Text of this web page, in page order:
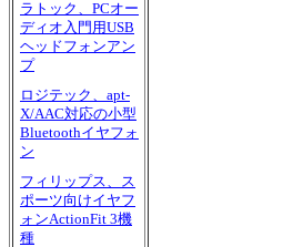
ラトック、PCオー
ディオ入門用USB
ヘッドフォンアン
プ
ロジテック、apt-
X/AAC対応の小型
Bluetoothイヤフォ
ン
フィリップス、ス
ポーツ向けイヤフ
ォンActionFit 3機
種